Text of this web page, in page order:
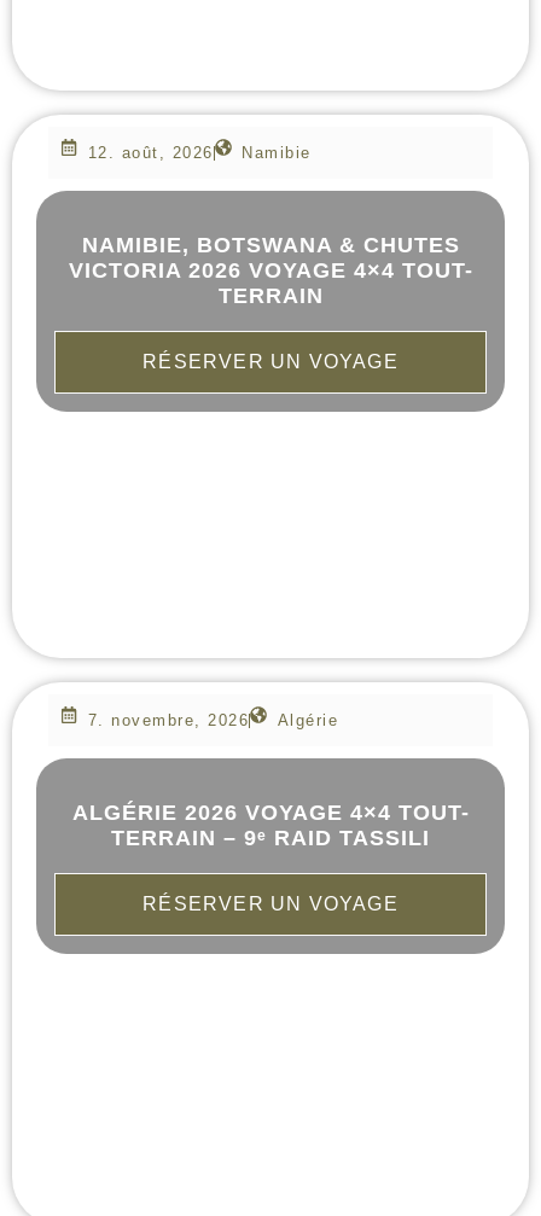
12. août, 2026 Namibie
NAMIBIE, BOTSWANA & CHUTES
VICTORIA 2026 VOYAGE 4×4 TOUT-
TERRAIN
RÉSERVER UN VOYAGE
7. novembre, 2026 Algérie
ALGÉRIE 2026 VOYAGE 4×4 TOUT-
TERRAIN – 9ᵉ RAID TASSILI
RÉSERVER UN VOYAGE